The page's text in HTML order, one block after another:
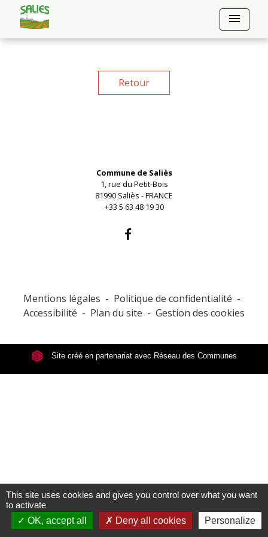
menu
Retour
Commune de Saliès
1, rue du Petit-Bois
81990 Saliès - FRANCE
+33 5 63 48 19 30
Mentions légales - Politique de confidentialité -
Accessibilité - Plan du site - Gestion des cookies
Site créé en partenariat avec Réseau des Communes
This site uses cookies and gives you control over what you want
to activate
OK, accept all
Deny all cookies Personalize